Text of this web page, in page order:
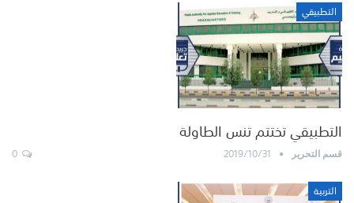
التطبيقي
التطبيقي تختتم تنس الطاولة
قسم التحرير 2019/10/31
التربية